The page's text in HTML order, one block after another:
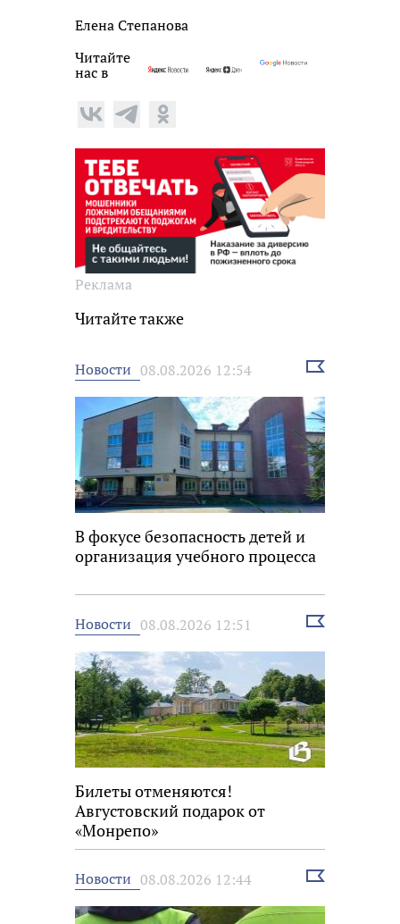
Елена Степанова
Читайте
нас в
Реклама
Читайте также
Новости 08.08.2026 12:54
Выбрать
В фокусе безопасность детей и
организация учебного процесса
Новости 08.08.2026 12:51
Выбрать
Билеты отменяются!
Августовский подарок от
«Монрепо»
Новости 08.08.2026 12:44
Выбрать